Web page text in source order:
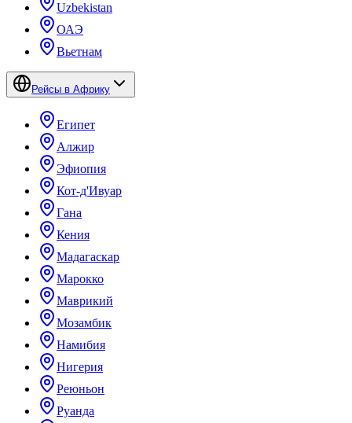
Uzbekistan
ОАЭ
Вьетнам
Рейсы в Африку
Египет
Алжир
Эфиопия
Кот-д'Ивуар
Гана
Кения
Мадагаскар
Марокко
Маврикий
Мозамбик
Намибия
Нигерия
Реюньон
Руанда